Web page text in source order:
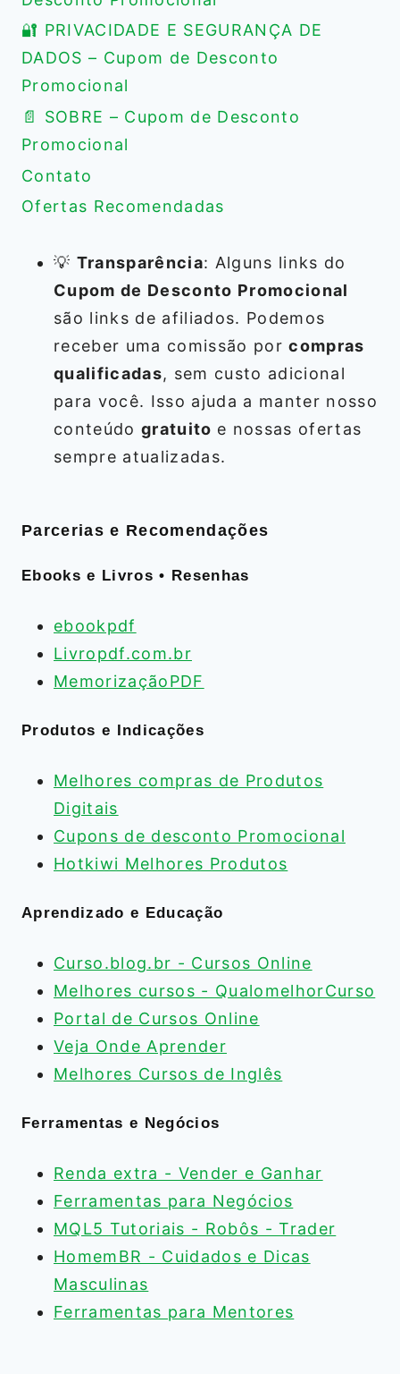
🔐 PRIVACIDADE E SEGURANÇA DE
DADOS – Cupom de Desconto
Promocional
📄 SOBRE – Cupom de Desconto
Promocional
Contato
Ofertas Recomendadas
💡 Transparência: Alguns links do
Cupom de Desconto Promocional
são links de afiliados. Podemos
receber uma comissão porcompras
qualificadas, sem custo adicional
para você. Isso ajuda a manter nosso
conteúdo gratuito e nossas ofertas
sempre atualizadas.
Parcerias e Recomendações
Ebooks e Livros • Resenhas
ebookpdf
Livropdf.com.br
MemorizaçãoPDF
Produtos e Indicações
Melhores compras de Produtos
Digitais
Cupons de desconto Promocional
Hotkiwi Melhores Produtos
Aprendizado e Educação
Curso.blog.br - Cursos Online
Melhores cursos - QualomelhorCurso
Portal de Cursos Online
Veja Onde Aprender
Melhores Cursos de Inglês
Ferramentas e Negócios
Renda extra - Vender e Ganhar
Ferramentas para Negócios
MQL5 Tutoriais - Robôs - Trader
HomemBR - Cuidados e Dicas
Masculinas
Ferramentas para Mentores